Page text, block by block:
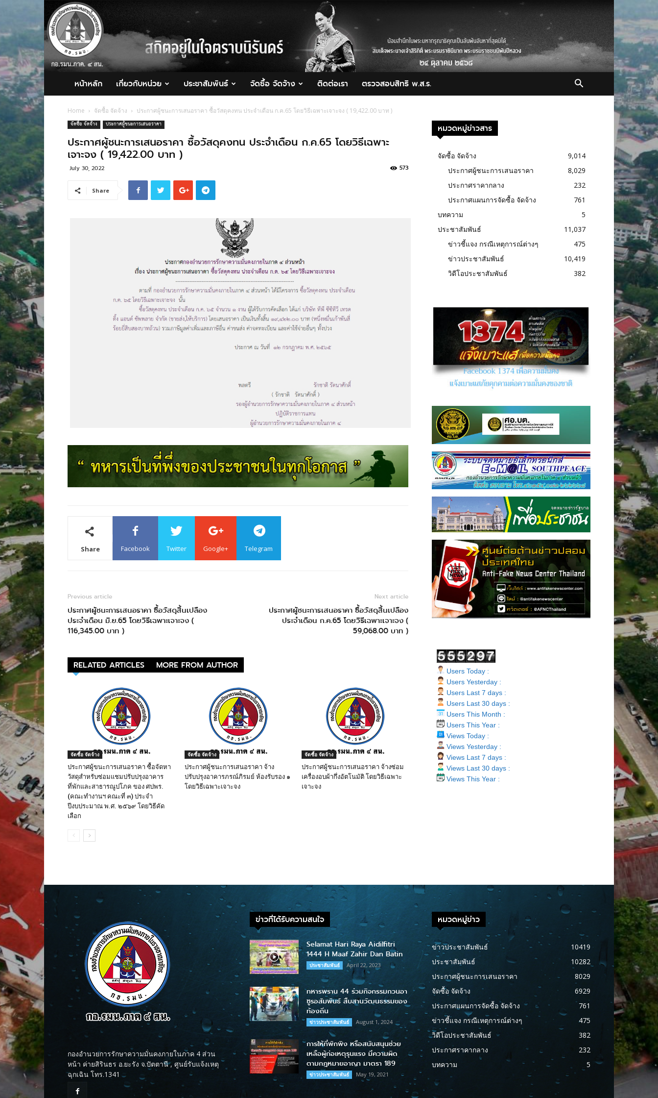
กอ.รมน.ภาค
4
สน.
หน้าหลัก เกี่ยวกับหน่วย ประชาสัมพันธ์ จัดซื้อ จัดจ้าง ติดต่อเรา ตรวจสอบสิทธิ พ.ส.ร.
Home จัดซื้อ จัดจ้าง ประกาศผู้ชนะการเสนอราคา ซื้อวัสดุคงทน ประจำเดือน ก.ค.65 โดยวิธีเฉพาะเจาะจง ( 19,422.00 บาท )
จัดซื้อ จัดจ้าง ประกาศผู้ชนะการเสนอราคา
ประกาศผู้ชนะการเสนอราคา ซื้อวัสดุคงทน ประจำเดือน ก.ค.65 โดยวิธีเฉพาะ
เจาะจง ( 19,422.00 บาท )
July 30, 2022 573
Share
Share Facebook Twitter Google+ Telegram
Previous article
ประกาศผู้ชนะการเสนอราคา ซื้อวัสดุสิ้นเปลือง
ประจำเดือน มิ.ย.65 โดยวิธีเฉพาะเจาะจง (
116,345.00 บาท )
Next article
ประกาศผู้ชนะการเสนอราคา ซื้อวัสดุสิ้นเปลือง
ประจำเดือน ก.ค.65 โดยวิธีเฉพาะเจาะจง (
59,068.00 บาท )
RELATED ARTICLES MORE FROM AUTHOR
จัดซื้อ จัดจ้าง
ประกาศผู้ขนะการเสนอราคา ซื้อจัดหา
วัสดุสำหรับซ่อมแชมปรับปรุงอาคาร
ที่พักและสาธารณูปโภค ของ ศปพร.
(คณะทำงานฯ คณะที่ ๓) ประจำ
ปีงบประมาณ พ.ศ. ๒๕๖๙ โดยวิธีคัด
เลือก
จัดซื้อ จัดจ้าง
ประกาศผู้ชนะการเสนอราคา จ้าง
ปรับปรุงอาคารภรณ์ภิรมย์ ห้องรับรอง ๑
โดยวิธีเฉพาะเจาะจง
จัดซื้อ จัดจ้าง
ประกาศผู้ชนะการเสนอราคา จ้างซ่อม
เครื่องอบผ้ากึ่งอัตโนมัติ โดยวิธีเฉพาะ
เจาะจง
หมวดหมู่ข่าวสาร
จัดซื้อ จัดจ้าง
9,014
ประกาศผู้ชนะการเสนอราคา
8,029
ประกาศราคากลาง
232
ประกาศแผนการจัดซื้อ จัดจ้าง
761
บทความ
5
ประชาสัมพันธ์
11,037
ข่าวชี้แจง กรณีเหตุการณ์ต่างๆ
475
ข่าวประชาสัมพันธ์
10,419
วิดีโอประชาสัมพันธ์
382
Users Today :
Users Yesterday :
Users Last 7 days :
Users Last 30 days :
Users This Month :
Users This Year :
Views Today :
Views Yesterday :
Views Last 7 days :
Views Last 30 days :
Views This Year :
กองอำนวยการรักษาความมั่นคงภายในภาค 4 ส่วน
หน้า ค่ายสิรินธร อ.ยะรัง จ.ปัตตานี , ศูนย์รับแจ้งเหตุ
ฉุกเฉิน โทร.1341
ข่าวที่ได้รับความสนใจ
Selamat Hari Raya Aidilfitri
1444 H Maaf Zahir Dan Batin
ประชาสัมพันธ์ April 22, 2023
ทหารพราน 44 ร่วมกิจกรรมกวนอา
ซูรอสัมพันธ์ สืบสานวัฒนธรรมของ
ท้องถิ่น
ข่าวประชาสัมพันธ์ August 1, 2024
การให้ที่พักพิง หรือสนับสนุนช่วย
เหลือผู้ก่อเหตุรุนแรง มีความผิด
ตามกฎหมายอาญา มาตรา 189
ข่าวประชาสัมพันธ์ May 19, 2021
หมวดหมู่ข่าว
ข่าวประชาสัมพันธ์
10419
ประชาสัมพันธ์
10282
ประกาศผู้ชนะการเสนอราคา
8029
จัดซื้อ จัดจ้าง
6929
ประกาศแผนการจัดซื้อ จัดจ้าง
761
ข่าวชี้แจง กรณีเหตุการณ์ต่างๆ
475
วิดีโอประชาสัมพันธ์
382
ประกาศราคากลาง
232
บทความ
5